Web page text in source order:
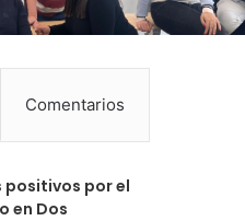
Comentarios
positivos por el
en Dos